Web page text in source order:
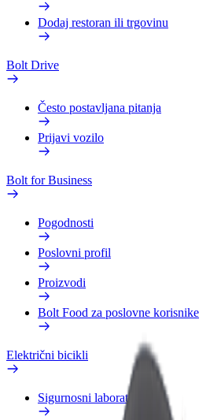
Dodaj restoran ili trgovinu
Bolt Drive
Često postavljana pitanja
Prijavi vozilo
Bolt for Business
Pogodnosti
Poslovni profil
Proizvodi
Bolt Food za poslovne korisnike
Električni bicikli
Sigurnosni laboratorij